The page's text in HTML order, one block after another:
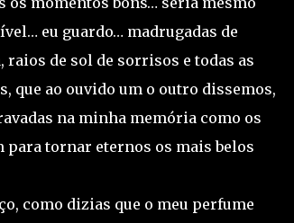
eu guardo… madrugadas de
raios de sol de sorrisos e todas as
que ao ouvido um o outro dissemos,
na minha memória como os
tornar eternos os mais belos
como dizias que o meu perfume